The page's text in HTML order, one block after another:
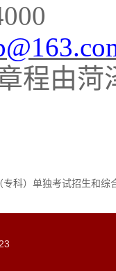
程由菏
科）单独考试招生和综